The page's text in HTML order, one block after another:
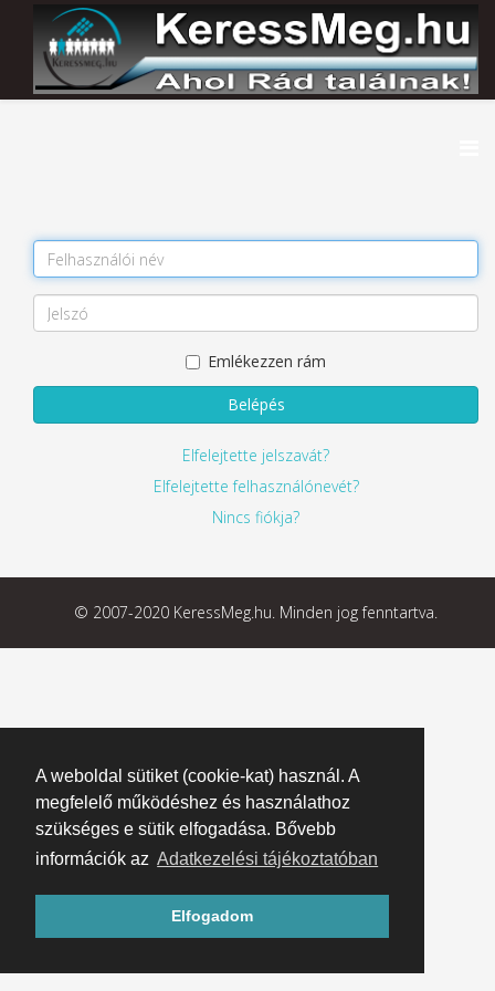
A weboldal sütiket (cookie-kat) használ. A
megfelelő működéshez és használathoz
szükséges e sütik elfogadása. Bővebb
információk az Adatkezelési tájékoztatóban
Elfogadom
Emlékezzen rám
Belépés
Elfelejtette jelszavát?
Elfelejtette felhasználónevét?
Nincs fiókja?
© 2007-2020 KeressMeg.hu. Minden jog fenntartva.